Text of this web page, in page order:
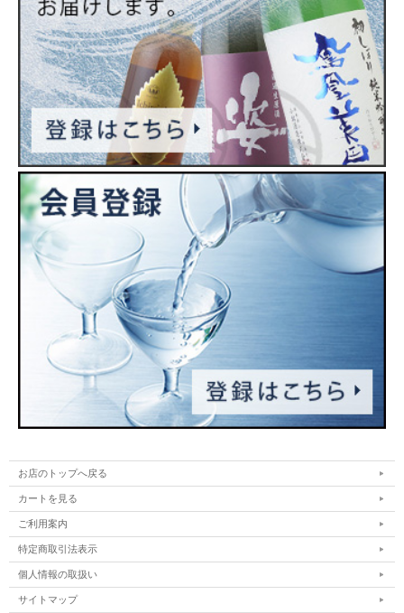
お店のトップへ戻る
カートを見る
ご利用案内
特定商取引法表示
個人情報の取扱い
サイトマップ